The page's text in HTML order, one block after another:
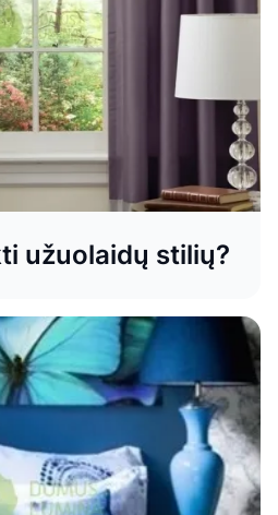
užuolaidų stilių?